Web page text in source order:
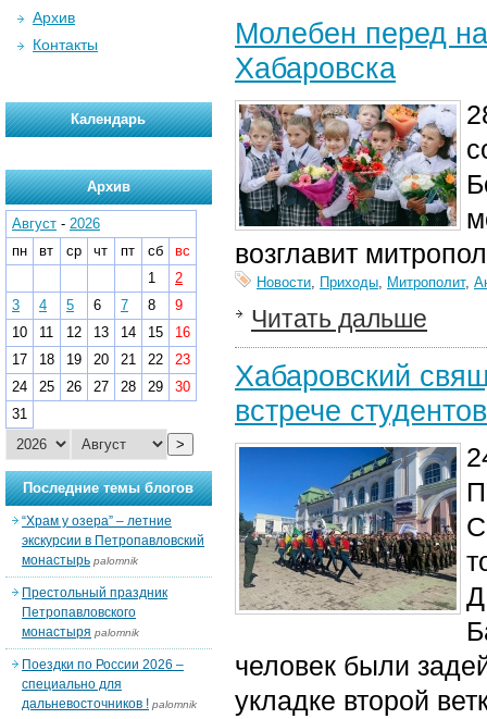
Молебен перед
Хабаровска
возглавит
Новости, Приходы, Митрополит,
Читать дальше
Хабаровский
встрече
человек были
укладке второй
Архив
Контакты
Календарь
Архив
Август - 2026
пн
вт ср чт пт сб
вс
1
2
3
4 5 6 7 8
9
10
11 12 13 14 15
16
17
18 19 20 21 22
23
24
25 26 27 28 29
30
31
>
Последние темы блогов
“Храм у озера” – летние
экскурсии в Петропавловский
монастырь palomnik
Престольный праздник
Петропавловского
монастыря palomnik
Поездки по России 2026 –
специально для
дальневосточников ! palomnik